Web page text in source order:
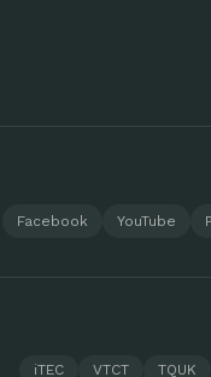
Facebook YouTube
iTEC VTCT TQUK